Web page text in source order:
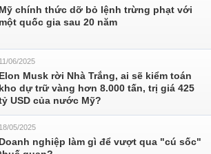
Mỹ chính thức dỡ bỏ lệnh trừng phạt với
một quốc gia sau 20 năm
11/06/2025
Elon Musk rời Nhà Trắng, ai sẽ kiểm toán
kho dự trữ vàng hơn 8.000 tấn, trị giá 425
USD của nước Mỹ?
18/05/2025
Doanh nghiệp làm gì để vượt qua "cú sốc"